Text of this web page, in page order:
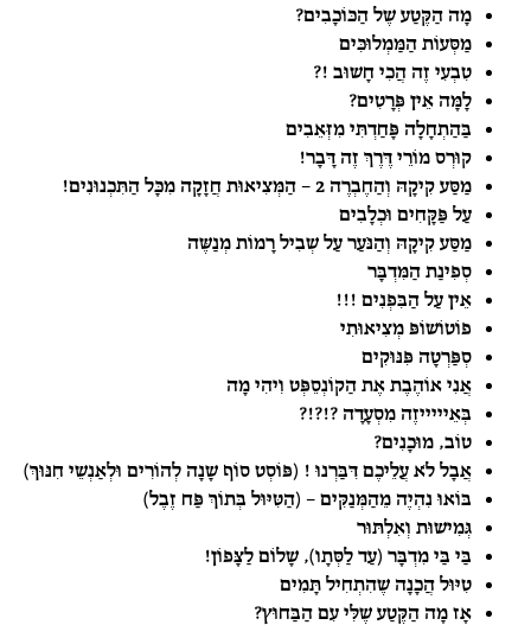
מָה הַקֶּטַע שֶׁל הַכּוֹכָבִים?
מַסְּעוֹת הַמַּמְלוּכִּים
טִבְעִי זֶה הֲכִי חָשׁוּב !?
לָמָּה אֵין פְּרָטִים?
בַּהַתְחָלָה פָּחַדְתִּי מִזְּאֵבִים
קוּרְס מוֹרֵי דֶּרֶךְ זֶה דָּבָר!
מַסַּע קִיקָהּ וְהַחֶבְרֶה 2 – הַמְּצִיאוּת חֲזָקָה מִכָּל הַתִּכְנוּנִים!
עַל פַּקָּחִים וּכְלָבִים
מַסַּע קִיקָהּ וְהַנֹּעַר עַל שְׁבִיל רָמוֹת מְנַשֶּׁה
סְפִינַת הַמִּדְבָּר
אֵין עַל הַבִּפְנִים !!!
פוֹטוֹשׁוֹפּ מְצִיאוּתִי
סְפַּרְטָה פִּנּוּקִים
אֲנִי אוֹהֶבֶת אֶת הַקוֹנְסֵפְּט וִיהִי מָה
בְּאֵיייייזֶה מִסְעָדָה ?!?!?
טוֹב, מוּכָנִים?
אֲבָל לֹא עֲלֵיכֶם דִּבַּרְנוּ ! (פּוֹסְט סוֹף שָׁנָה לְהוֹרִים וּלְאַנְשֵׁי חִנּוּךְ)
בּוֹאוּ נִהְיֶה מֵהַמְּנַקִּים – (הַטִּיּוּל בְּתוֹךְ פַּח זֶבֶל)
גְּמִישׁוּת וְאִלְתּוּר
בַּי בַּי מִדְבָּר (עַד לַסְּתָו), שָׁלוֹם לַצָּפוֹן!
טִיּוּל הֲכָנָה שֶׁהִתְחִיל תָּמִים
אָז מָה הַקֶּטַע שֶׁלִּי עִם הַבַּחוּץ?